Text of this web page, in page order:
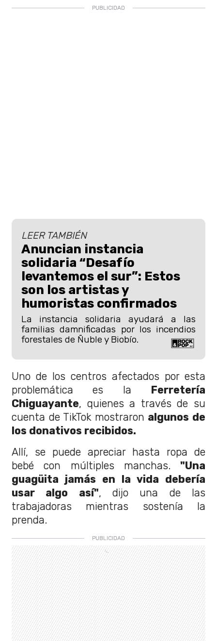
LEER TAMBIÉN
Anuncian instancia
solidaria “Desafío
levantemos el sur”: Estos
son los artistas y
humoristas confirmados
La instancia solidaria ayudará a las
familias damnificadas por los incendios
forestales de Ñuble y Biobío.
Uno de los centros afectados por esta
problemática es la Ferretería
Chiguayante, quienes a través de su
cuenta de TikTok mostraron algunos de
los donativos recibidos.
Allí, se puede apreciar hasta ropa de
bebé con múltiples manchas. "Una
guagüita jamás en la vida debería
usar algo así", dijo una de las
trabajadoras mientras sostenía la
prenda.